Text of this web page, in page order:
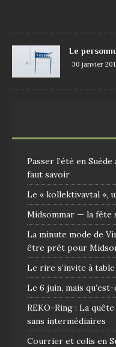
Le
30 janvier
Passer l’été en
faut savoir
Le « kollektivavtal »,
Midsommar — la fête
La minute mode de
être prêt pour
Le rire s’invite à
Le 6 juin, mais
REKO-Ring : La
sans intermédiaires
Courrier et colis en